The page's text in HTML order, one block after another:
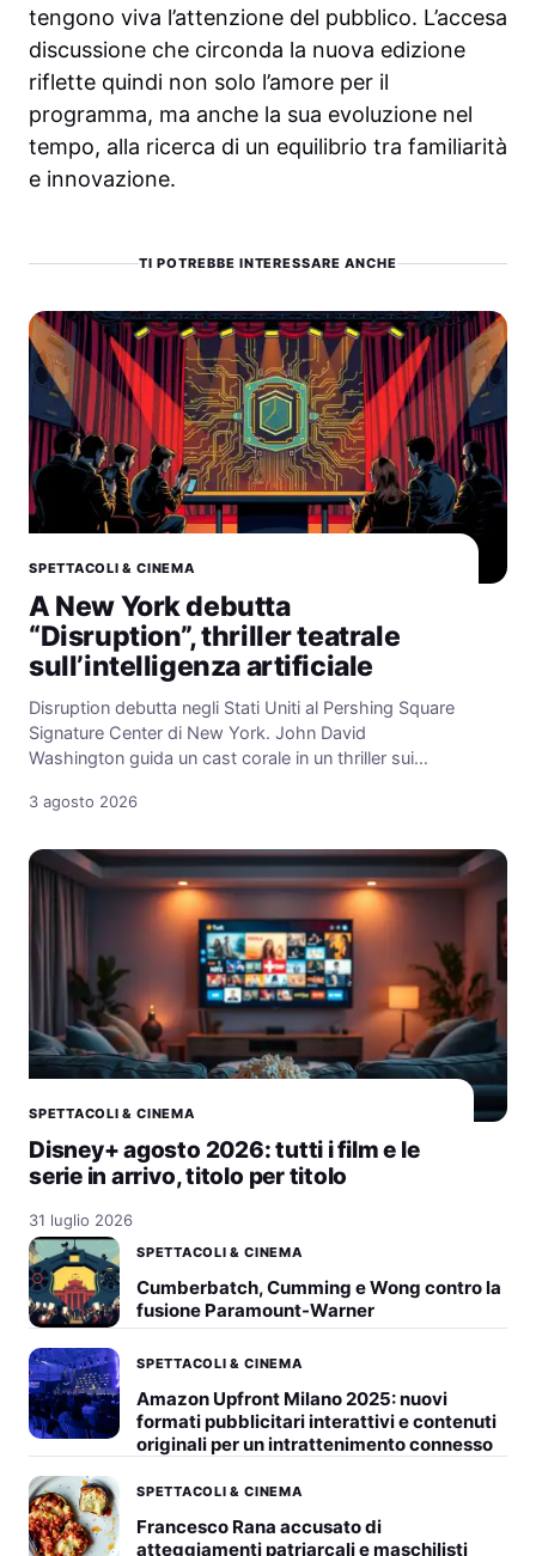
tengono viva l’attenzione del pubblico. L’accesa
discussione che circonda la nuova edizione
riflette quindi non solo l’amore per il
programma, ma anche la sua evoluzione nel
tempo, alla ricerca di un equilibrio tra familiarità
e innovazione.
TI POTREBBE INTERESSARE ANCHE
SPETTACOLI & CINEMA
A New York debutta
“Disruption”, thriller teatrale
sull’intelligenza artificiale
Disruption debutta negli Stati Uniti al Pershing Square
Signature Center di New York. John David
Washington guida un cast corale in un thriller sui…
3 agosto 2026
SPETTACOLI & CINEMA
Disney+ agosto 2026: tutti i film e le
serie in arrivo, titolo per titolo
31 luglio 2026
SPETTACOLI & CINEMA
Cumberbatch, Cumming e Wong contro la
fusione Paramount-Warner
SPETTACOLI & CINEMA
Amazon Upfront Milano 2025: nuovi
formati pubblicitari interattivi e contenuti
originali per un intrattenimento connesso
SPETTACOLI & CINEMA
Francesco Rana accusato di
atteggiamenti patriarcali e maschilisti